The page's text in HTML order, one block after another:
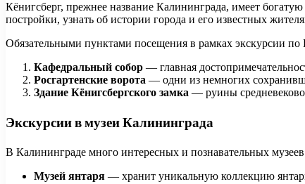
Кёнигсберг, прежнее название Калининграда, имеет
постройки, узнать об истории города и его известных
Обязательными пунктами посещения в рамках экскурсии по
Кафедральный собор — главная
Росгартенские ворота — одни из немногих
Здание Кёнигсбергского замка — руины
Экскурсии в музеи Калининграда
В Калининграде много интересных и познавательных
Музей янтаря — хранит уникальную коллекцию